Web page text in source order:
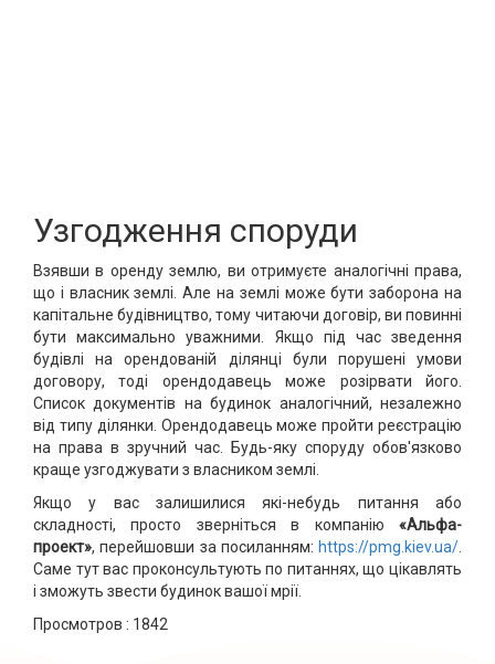
Узгодження споруди
Взявши в оренду землю, ви отримуєте аналогічні права,
що і власник землі. Але на землі може бути заборона на
капітальне будівництво, тому читаючи договір, ви повинні
бути максимально уважними. Якщо під час зведення
будівлі на орендованій ділянці були порушені умови
договору, тоді орендодавець може розірвати його.
Список документів на будинок аналогічний, незалежно
від типу ділянки. Орендодавець може пройти реєстрацію
на права в зручний час. Будь-яку споруду обов'язково
краще узгоджувати з власником землі.
Якщо у вас залишилися які-небудь питання або
складності, просто зверніться в компанію «Альфа-
проект», перейшовши за посиланням: https://pmg.kiev.ua/
Саме тут вас проконсультують по питаннях, що цікавлять
і зможуть звести будинок вашої мрії.
Просмотров : 1842